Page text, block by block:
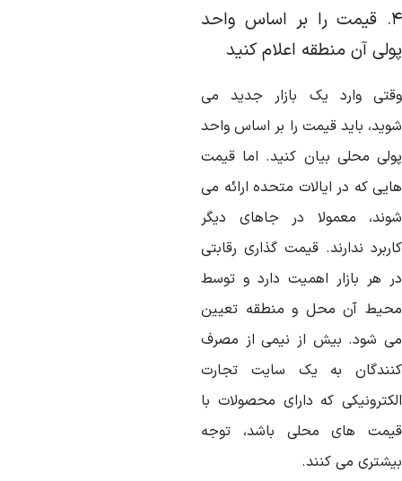
۴. قیمت را بر اساس واحد
آن منطقه اعلام کنید
وارد یک بازار جدید می
باید قیمت را بر اساس واحد
محلی بیان کنید. اما قیمت
که در ایالات متحده ارائه می
معمولا در جاهای دیگر
ندارند. قیمت گذاری رقابتی
هر بازار اهمیت دارد و توسط
آن محل و منطقه تعیین
شود. بیش از نیمی از مصرف
به یک سایت تجارت
که دارای محصولات با
های محلی باشد، توجه
می کنند.